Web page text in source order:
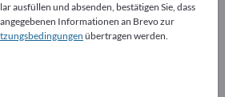
auf
Gebrauchtwaren –
ausfüllen und absenden, bestätigen Sie, dass
Informationen an Brevo zur
übertragen werden.